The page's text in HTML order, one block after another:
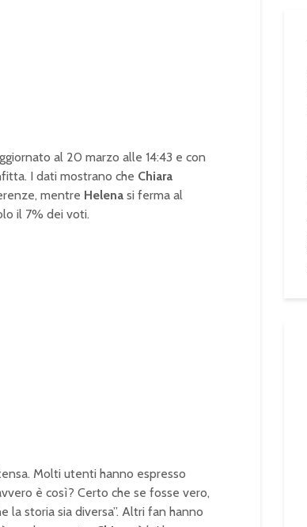
al 20 marzo alle 14:43 e con
I dati mostrano che Chiara
mentre Helena si ferma al
il 7% dei voti.
Molti utenti hanno espresso
è così? Certo che se fosse vero,
la storia sia diversa”. Altri fan hanno